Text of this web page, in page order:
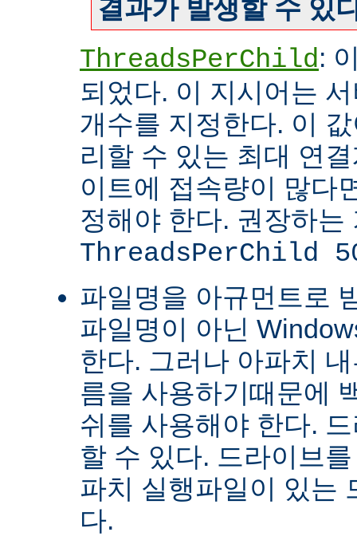
결과가 발생할 수 있
ThreadsPerChild:
되었다. 이 지시어는
개수를 지정한다. 이
리할 수 있는 최대 연
이트에 접속량이 많다
정해야 한다. 권장하는
ThreadsPerChild
파일명을 아규먼트로
파일명이 아닌
한다. 그러나 아파치
름을 사용하기때문에
쉬를 사용해야 한다.
할 수 있다. 드라이브
파치 실행파일이 있는
다.